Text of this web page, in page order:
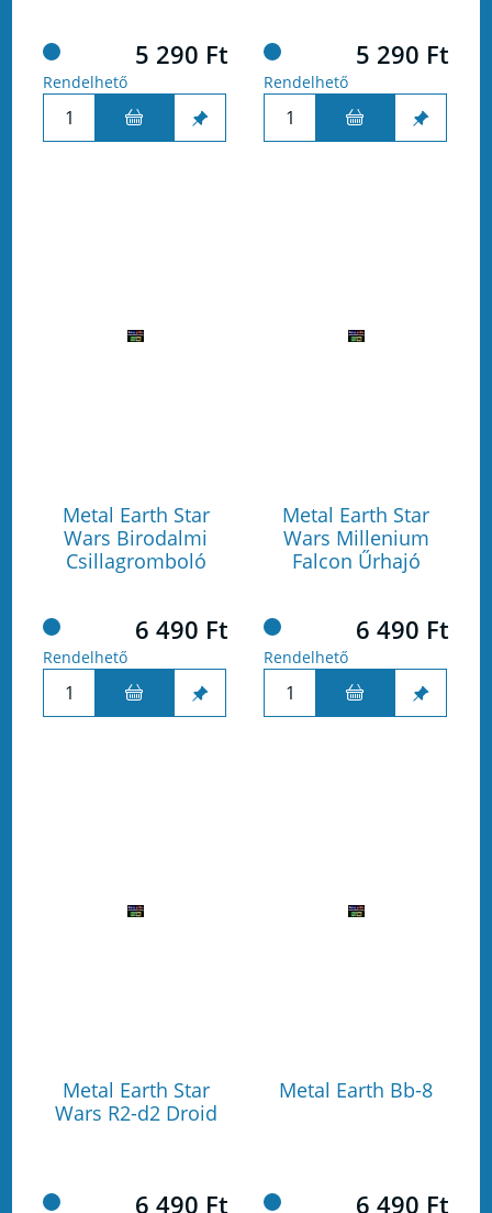
5 290 Ft
Rendelhető
5 290 Ft
Rendelhető
Metal Earth Star
Wars Birodalmi
Csillagromboló
6 490 Ft
Rendelhető
Metal Earth Star
Wars Millenium
Falcon Űrhajó
6 490 Ft
Rendelhető
Metal Earth Star
Wars R2-d2 Droid
6 490 Ft
Metal Earth Bb-8
6 490 Ft